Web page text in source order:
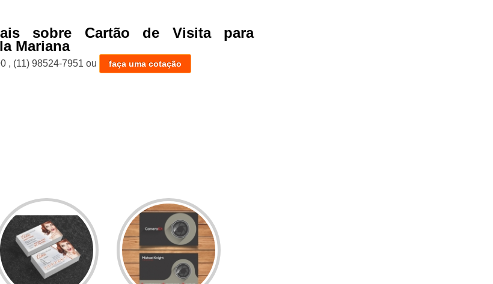
sobre Cartão de Visita para
Mariana
, (11) 98524-7951 ou faça uma cotação